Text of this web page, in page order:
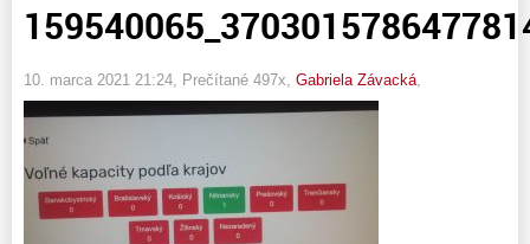
10. marca 2021 21:24 , Prečítané 497x, Gabriela Závacká